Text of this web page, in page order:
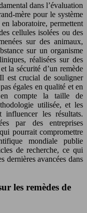
dans l’évaluation
mère pour le système
laboratoire, permettent
cellules isolées ou des
sur des animaux,
sur un organisme
réalisées sur des
la sécurité d’un remède
est crucial de souligner
égales en qualité et en
compte la taille de
utilisée, et les
influencer les résultats.
par des entreprises
pourrait compromettre
mondiale publie
de recherche, ce qui
dernières avancées dans
les remèdes de